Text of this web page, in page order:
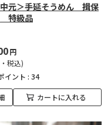
元＞手延そうめん 揖保
特級品
円
税込)
イント : 34
カートに入れる